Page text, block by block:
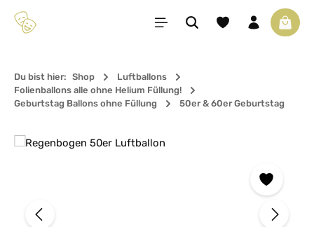
Zum Hauptinhalt springen Du hast 0 Produkte
Du bist hier: Shop
Luftballons
Folienballons alle ohne Helium Füllung!
Geburtstag Ballons ohne Füllung
50er & 60er Geburtstag
Bildergalerie überspringen